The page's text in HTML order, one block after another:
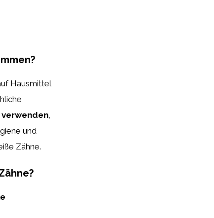
Hausmittel
,
und
Zähne.